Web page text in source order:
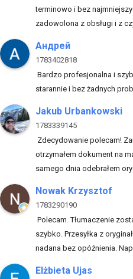
terminowo i bez
zadowolona z obsługi i z
Андрей
1783402818
Bardzo profesjonalna i
starannie i bez żadnych
Jakub Urbankowski
1783339145
Zdecydowanie polecam!
otrzymałem dokument na
samego dnia odebrałem
Nowak Krzysztof
1783290190
Polecam. Tłumaczenie
szybko. Przesyłka z
nadana bez opóźnienia.
Elżbieta Ujas